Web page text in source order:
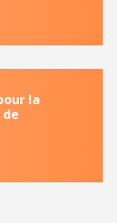
la